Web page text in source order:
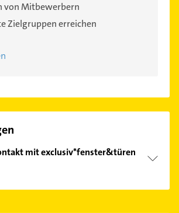
von Mitbewerbern
Zielgruppen erreichen
mit exclusiv*fenster&türen